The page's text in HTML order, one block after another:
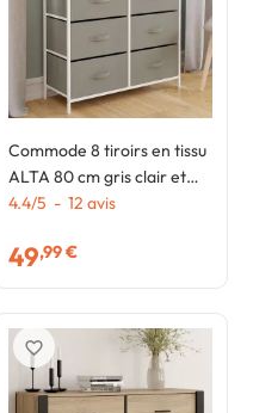
Commode 8 tiroirs en tissu
ALTA 80 cm gris clair et
plateau effet bois design
4.4/5 - 12 avis
49,99 €
favorite_border